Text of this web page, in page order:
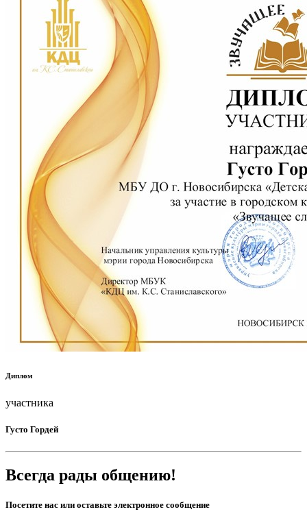
Диплом
участника
Густо Гордей
Всегда рады общению!
Посетите нас или оставьте электронное сообщение